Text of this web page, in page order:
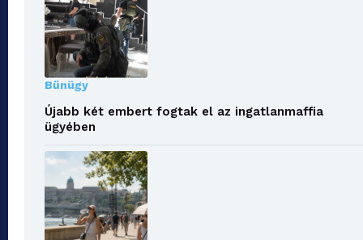
Bűnügy
Újabb két embert fogtak el az ingatlanmaffia
ügyében